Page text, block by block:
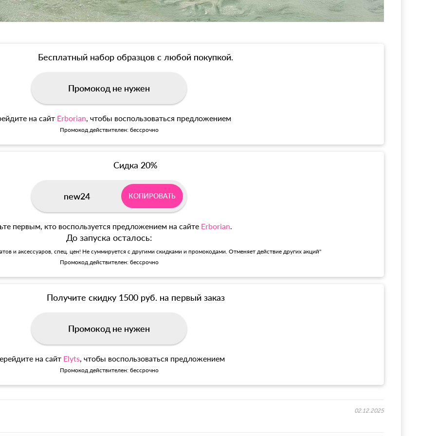
Бесплатный набор образцов с любой покупкой.
Промокод не нужен
на сайт Erborian, чтобы воспользоваться предложением
Промокод действителен: бессрочно
Сидка 20%
new24 КОПИРОВАТЬ
первым, кто воспользуется предложением на сайте Erborian.
До запуска осталось:
и аксессуаров, спец. цен! Не суммируется с другими скидками и промокодами. Отменяет действие других акций"
Промокод действителен: бессрочно
Получите скидку 1500 руб. на первый заказ
Промокод не нужен
на сайт Elyts, чтобы воспользоваться предложением
Промокод действителен: бессрочно
02.12.2025